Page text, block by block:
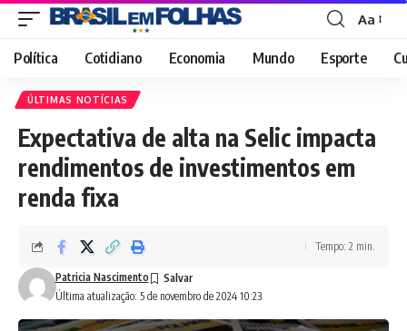
Font
Resizer
Aa
Política Cotidiano Economia Mundo Esporte
ÚLTIMAS NOTÍCIAS
Expectativa de alta na Selic impacta
rendimentos de investimentos em
renda fixa
Última atualização: 5 de novembro de 2024 10:23
Patricia Nascimento
Tempo: 2 min.